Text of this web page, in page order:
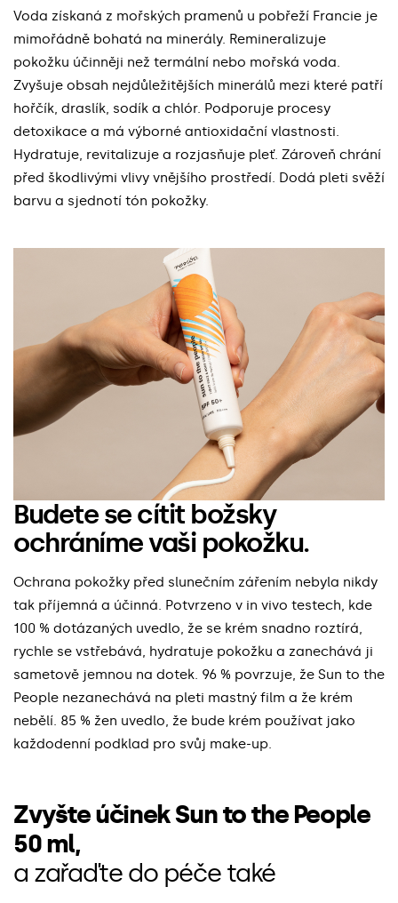
Voda získaná z mořských pramenů u pobřeží Francie je
mimořádně bohatá na minerály. Remineralizuje
pokožku účinněji než termální nebo mořská voda.
Zvyšuje obsah nejdůležitějších minerálů mezi které patří
hořčík, draslík, sodík a chlór. Podporuje procesy
detoxikace a má výborné antioxidační vlastnosti.
Hydratuje, revitalizuje a rozjasňuje pleť. Zároveň chrání
před škodlivými vlivy vnějšího prostředí. Dodá pleti svěží
barvu a sjednotí tón pokožky.
Budete se cítit božsky
ochráníme vaši pokožku.
Ochrana pokožky před slunečním zářením nebyla nikdy
tak příjemná a účinná. Potvrzeno v in vivo testech, kde
100 % dotázaných uvedlo, že se krém snadno roztírá,
rychle se vstřebává, hydratuje pokožku a zanechává ji
sametově jemnou na dotek. 96 % povrzuje, že Sun to the
People nezanechává na pleti mastný film a že krém
nebělí. 85 % žen uvedlo, že bude krém používat jako
každodenní podklad pro svůj make-up.
Zvyšte účinek Sun to the People
50 ml,
a zařaďte do péče také